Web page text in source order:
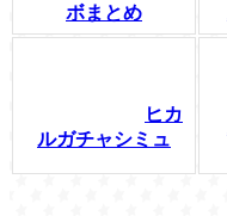
ボまとめ
ヒカ
ルガチャシミュ